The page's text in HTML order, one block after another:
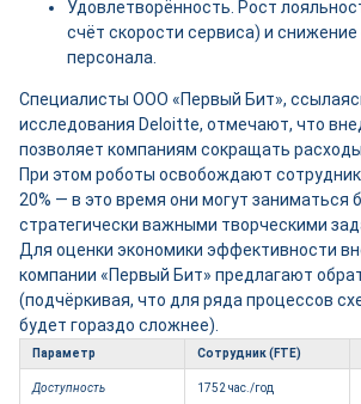
Удовлетворённость. Рост
счёт скорости сервиса) и снижение
персонала.
Специалисты ООО «Первый Бит»,
исследования Deloitte, отмечают, что
позволяет компаниям сокращать
При этом роботы освобождают
20% — в это время они могут заниматься
стратегически важными творческими
Для оценки экономики эффективности
компании «Первый Бит» предлагают
(подчёркивая, что для ряда процессов
будет гораздо сложнее).
Параметр Сотрудник (FTE)
Доступность 1752 час./год